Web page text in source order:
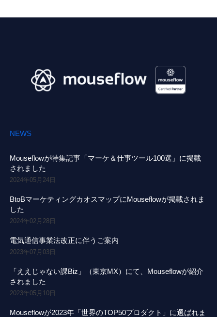
NEWS
Mouseflowが特集記事「マーケ＆仕事ツール100選」に掲載
されました
2024年05月24日
BtoBマーケティングカオスマップにMouseflowが掲載されま
した
2024年02月28日
電気通信事業法改正に伴うご案内
2023年07月03日
「ええじゃない課Biz」（東京MX）にて、Mouseflowが紹介
されました
2023年05月10日
Mouseflowが2023年「世界のTOP50プロダクト」に選ばれま